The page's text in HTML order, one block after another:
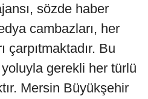
sözde haber
cambazları, her
çarpıtmaktadır. Bu
gerekli her türlü
Mersin Büyükşehir